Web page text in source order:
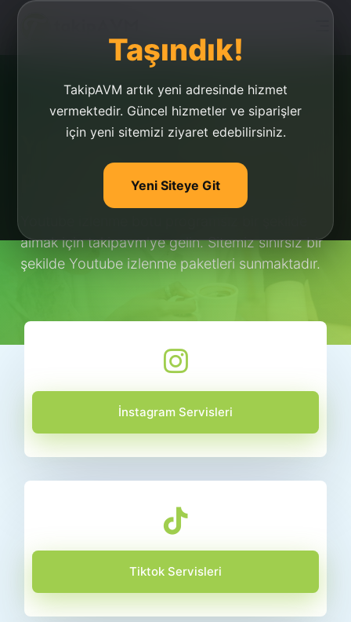
Taşındık!
TakipAVM artık yeni adresinde hizmet
vermektedir. Güncel hizmetler ve siparişler
için yeni sitemizi ziyaret edebilirsiniz.
Yeni Siteye Git
Youtube İzlenme Botu
Programsız
almak için takipavm'ye gelin. Sitemiz sınırsız bir
şekilde Youtube izlenme paketleri sunmaktadır.
İnstagram Servisleri
Tiktok Servisleri